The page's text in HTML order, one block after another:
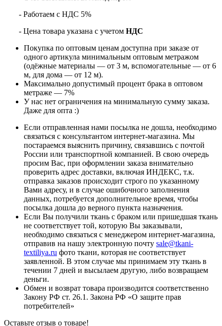
- Работаем с НДС 5%
- Цена товара указана с учетом НДС
Покупка по оптовым ценам доступна при заказе от
одного артикула минимальным оптовым метражом
(одёжные материалы — от 3 м, вспомогательные — от 6
м, для дома — от 12 м).
Максимально допустимый процент брака в оптовом
метраже — 7%
У нас нет ограничения на минимальную сумму заказа.
Даже для опта :)
Если отправленная нами посылка не дошла, необходимо
связаться с консультантом интернет-магазина. Мы
постараемся выяснить причину, связавшись с почтой
России или транспортной компанией. В свою очередь
просим Вас, при оформлении заказа внимательно
проверить адрес доставки, включая ИНДЕКС, т.к.
отправка заказов происходит строго по указанному
Вами адресу, и в случае ошибочного заполнения
данных, потребуется дополнительное время, чтобы
посылка дошла до верного пункта назначения.
Если Вы получили ткань с браком или пришедшая ткань
не соответствует той, которую Вы заказывали,
необходимо связаться с менеджером интернет-магазина,
отправив на нашу электронную почту sale@tkani-
textiliya.ru фото ткани, которая не соответствует
заявленной. В этом случае мы принимаем эту ткань в
течении 7 дней и высылаем другую, либо возвращаем
деньги.
Обмен и возврат товара производится соответственно
Закону РФ ст. 26.1. Закона РФ «О защите прав
потребителей»
Оставьте отзыв о товаре!